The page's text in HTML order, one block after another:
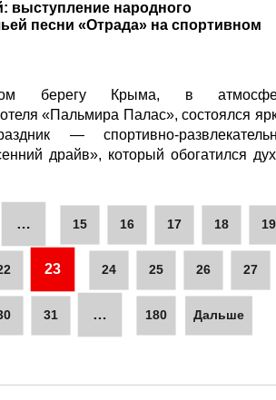
выступление народного
песни «Отрада» на спортивном
берегу Крыма, в
«Пальмира Палас», состоялся
— спортивно-
драйв», который обогатился
… 15 16 17 18 19
23 24 25 26 27
31 … 180 Дальше